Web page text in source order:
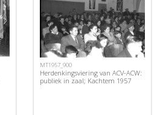
MT1957_900
Herdenkingsviering van ACV-ACW:
publiek in zaal; Kachtem 1957